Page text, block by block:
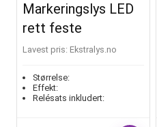
Markeringslys LED
rett feste
Lavest pris: ekstralys.no
Størrelse:
Effekt:
Relésats inkludert: